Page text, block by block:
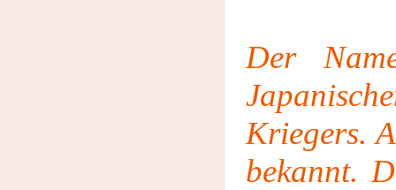
Der
Kriegers.
bekannt.